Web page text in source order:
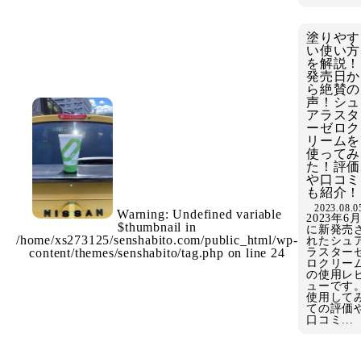
Warning: Undefined variable
$thumbnail in
/home/xs273125/senshabito.com/public_html/wp-
content/themes/senshabito/tag.php on line 24
塗りやす
い使い方
を解説！
発売日か
ら絶賛の
声！シュ
アラスタ
ーゼロク
リームを
使ってみ
た！評価
や口コミ
も紹介！
2023年6月
に新発売
れたシュ
ラスター
ロクリー
の使用レ
ューです
使用して
ての評価
口コミ...